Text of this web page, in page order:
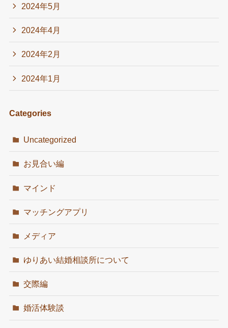
2024年5月
2024年4月
2024年2月
2024年1月
Categories
Uncategorized
お見合い編
マインド
マッチングアプリ
メディア
ゆりあい結婚相談所について
交際編
婚活体験談